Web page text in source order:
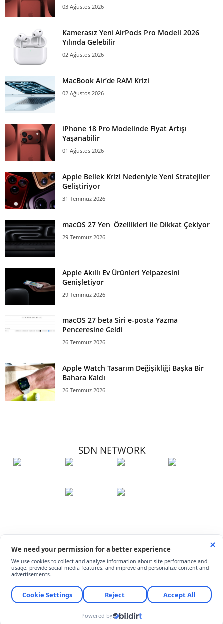
03 Ağustos 2026
Kamerasız Yeni AirPods Pro Modeli 2026
Yılında Gelebilir
02 Ağustos 2026
MacBook Air’de RAM Krizi
02 Ağustos 2026
iPhone 18 Pro Modelinde Fiyat Artışı
Yaşanabilir
01 Ağustos 2026
Apple Bellek Krizi Nedeniyle Yeni Stratejiler
Geliştiriyor
31 Temmuz 2026
macOS 27 Yeni Özellikleri ile Dikkat Çekiyor
29 Temmuz 2026
Apple Akıllı Ev Ürünleri Yelpazesini
Genişletiyor
29 Temmuz 2026
macOS 27 beta Siri e-posta Yazma
Penceresine Geldi
26 Temmuz 2026
Apple Watch Tasarım Değişikliği Başka Bir
Bahara Kaldı
26 Temmuz 2026
SDN NETWORK
© ShiftDelete.Net